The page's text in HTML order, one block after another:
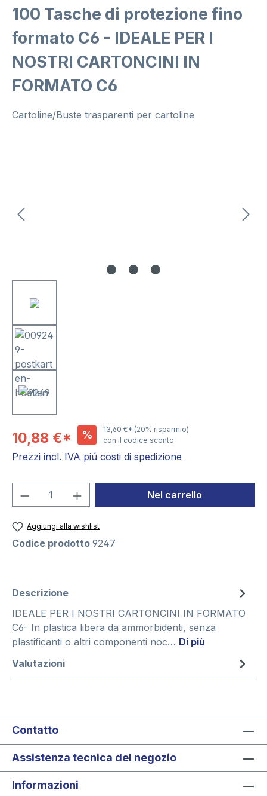
100 Tasche di protezione fino
formato C6 - IDEALE PER I
NOSTRI CARTONCINI IN
FORMATO C6
Cartoline/Buste trasparenti per cartoline
10,88 €* % 13,60 €* (20% risparmio)
con il codice sconto
Prezzi incl. IVA piú costi di spedizione
Quantità del prodotto: inserisci la
Nel carrello
Aggiungi alla wishlist
Codice prodotto 9247
Descrizione
IDEALE PER I NOSTRI CARTONCINI IN FORMATO
C6- In plastica libera da ammorbidenti, senza
plastificanti o altri componenti noc… Di più
Valutazioni
Contatto
Assistenza tecnica del negozio
Informazioni